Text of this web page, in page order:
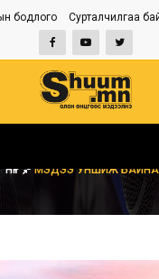
бодлого Сурталчилгаа
НҮҮР МЭДЭЭ УНШИЖ